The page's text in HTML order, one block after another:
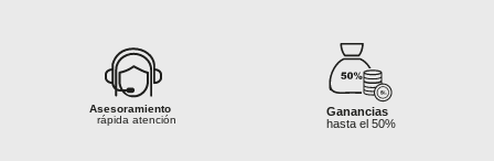
Ganancias
Asesoramiento
rápida atención
Ganancias
hasta el 50%
Asesoramiento
rápida atención
Asesoramiento
rápida atención
100% segura
Ganancias
hasta el 50%